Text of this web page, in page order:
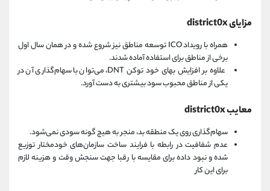
مزایای district0x
همراه با رویداد ICO توسعه مناطق نیز شروع شده و در همان سال اول
برخی از مناطق برای استفاده آماده شدند.
علاوه بر افزایش بهای خود توکن DNT،‌ می‌توان با سهام‌گذاری آن در
یکی از مناطق محبوب سود بیشتری به دست آورد.
معایب district0x
سهام‌گذاری روی یک منطقه بد، منجر به هیچ گونه سودی نمی‌شود.
عدم شفافیت در رابطه با فرایند ساخت سازمان‌های خودمختار توزیع
شده و نبود داده‌ برای مقایسه با رقبا جهت سنجش وقت و هزینه لازم
برای این کار